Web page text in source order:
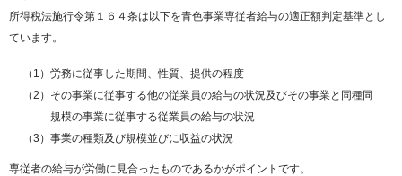
所得税法施行令第１６４条は以下を青色事業専従者給与の適正額判定基準とし
ています。
（1） 労務に従事した期間、性質、提供の程度
（2） その事業に従事する他の従業員の給与の状況及びその事業と同種同
規模の事業に従事する従業員の給与の状況
（3） 事業の種類及び規模並びに収益の状況
専従者の給与が労働に見合ったものであるかがポイントです。